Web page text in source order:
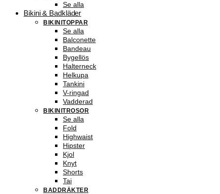
Se alla
Bikini & Badkläder
BIKINITOPPAR
Se alla
Balconette
Bandeau
Bygellös
Halterneck
Helkupa
Tankini
V-ringad
Vadderad
BIKINITROSOR
Se alla
Fold
Highwaist
Hipster
Kjol
Knyt
Shorts
Tai
BADDRÄKTER